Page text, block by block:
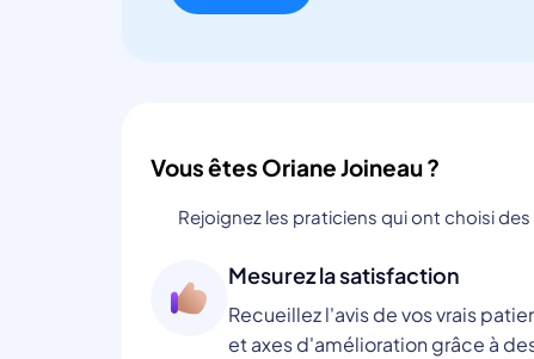
Vous êtes Oriane Joineau ?
Rejoignez les praticiens qui ont choisi
Mesurez la satisfaction
Recueillez l'avis de vos vrais
et axes d'amélioration grâce à